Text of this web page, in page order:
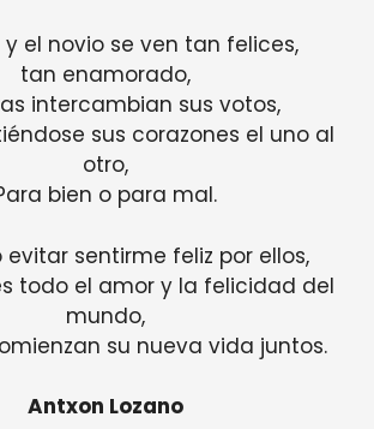
y el novio se ven tan felices,
tan enamorado,
intercambian sus votos,
sus corazones el uno al
otro,
bien o para mal.
evitar sentirme feliz por ellos,
todo el amor y la felicidad del
mundo,
su nueva vida juntos.
Antxon Lozano